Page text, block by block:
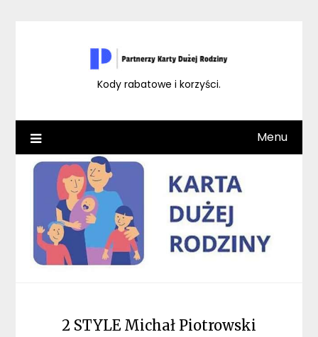
Kody rabatowe i korzyści.
Menu
2 STYLE Michał Piotrowski